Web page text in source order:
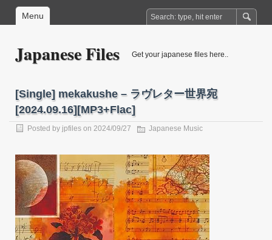
Menu
Japanese Files Get your japanese files here..
[Single] mekakushe – ラヴレター世界宛
[2024.09.16][MP3+Flac]
Posted by jpfiles on 2024/09/27 Japanese Music